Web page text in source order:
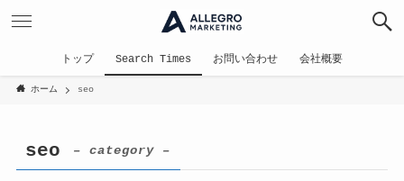
トップ Search Times お問い合わせ 会社概要
ホーム seo
seo – category –